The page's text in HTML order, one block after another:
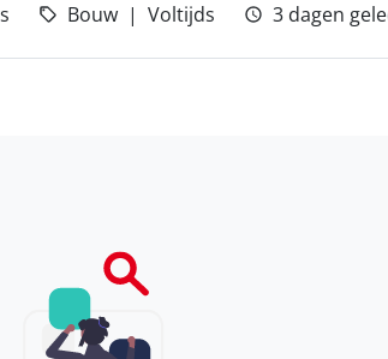
Bouw Voltijds 3 dagen